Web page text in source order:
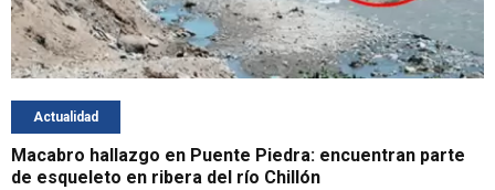
Actualidad
Macabro hallazgo en Puente Piedra: encuentran parte
de esqueleto en ribera del río Chillón